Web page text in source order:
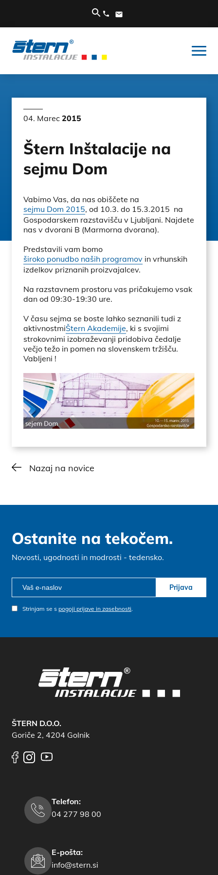
04. Marec 2015
Štern Inštalacije na
sejmu Dom
Vabimo Vas, da nas obiščete na
sejmu Dom 2015, od 10.3. do 15.3.2015 na
Gospodarskem razstavišču v Ljubljani. Najdete
nas v dvorani B (Marmorna dvorana).
Predstavili vam bomo
široko ponudbo naših programov in vrhunskih
izdelkov priznanih proizvajalcev.
Na razstavnem prostoru vas pričakujemo vsak
dan od 09:30-19:30 ure.
V času sejma se boste lahko seznanili tudi z
aktivnostmiŠtern Akademije, ki s svojimi
strokovnimi izobraževanji pridobiva čedalje
večjo težo in pomen na slovenskem tržišču.
Vabljeni !
Nazaj na novice
Ostanite na tekočem.
Novosti, ugodnosti in modrosti - tedensko.
Prijava
Strinjam se s pogoji prijave in zasebnosti.
ŠTERN D.O.O.
Goriče 2, 4204 Golnik
Telefon:
04 277 98 00
E-pošta:
info@stern.si